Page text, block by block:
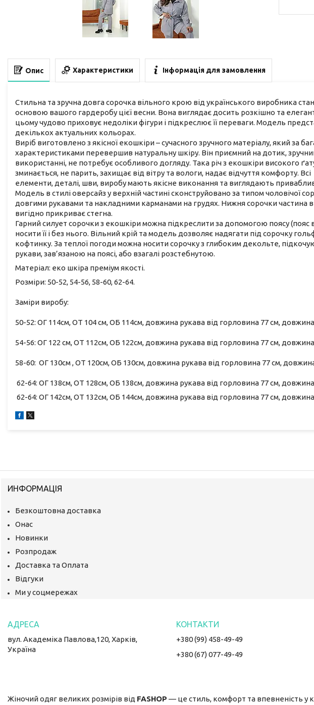
Опис Характеристики Інформація для замовлення
Стильна та зручна довга сорочка вільного крою від українського виробника
основою вашого гардеробу цієї весни. Вона виглядає досить розкішно та
цьому чудово приховує недоліки фігури і підкреслює її переваги. Модель
декількох актуальних кольорах.
Виріб виготовлено з якісної екошкіри – сучасного зручного матеріалу, який за
характеристиками перевершив натуральну шкіру. Він приємний на дотик,
використанні, не потребує особливого догляду. Така річ з екошкіри високого
зминається, не парить, захищає від вітру та вологи, надає відчуття комфорту. Всі
елементи, деталі, шви, виробу мають якісне виконання та виглядають
Модель в стилі оверсайз у верхній частині сконструйовано за типом чоловічої
довгими рукавами та накладними карманами на грудях. Нижня сорочки частина
вигідно прикриває стегна.
Гарний силует сорочки з екошкіри можна підкреслити за допомогою поясу
носити її і без нього. Вільний крій та модель дозволяє надягати під сорочку
кофтинку. За теплої погоди можна носити сорочку з глибоким декольте,
рукави, зав’язаною на поясі, або взагалі розстебнутою.
Матеріал: еко шкіра преміум якості.
Розміри: 50-52, 54-56, 58-60, 62-64.
Заміри виробу:
50-52: ОГ 114см, ОТ 104 см, ОБ 114см, довжина рукава від горловина 77 см,
54-56: ОГ 122 см, ОТ 112см, ОБ 122см, довжина рукава від горловина 77 см,
58-60: ОГ 130см , ОТ 120см, ОБ 130см, довжина рукава від горловина 77 см,
62-64: ОГ 138см, ОТ 128см, ОБ 138см, довжина рукава від горловина 77 см,
62-64: ОГ 142см, ОТ 132см, ОБ 144см, довжина рукава від горловина 77 см,
ИНФОРМАЦІЯ
Безкоштовна доставка
Онас
Новинки
Розпродаж
Доставка та Оплата
Відгуки
Ми у соцмережах
вул. Академіка Павлова,120, Харків,
Україна
+380 (99) 458-49-49
+380 (67) 077-49-49
Жіночий одяг великих розмірів від FASHOP — це стиль, комфорт та впевненість у